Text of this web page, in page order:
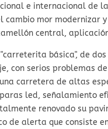
e internacional de
cambio mor modernizar
central,
básica", de
con serios problemas
carretera de altas
led, señalamiento
renovado su
de alerta que consiste